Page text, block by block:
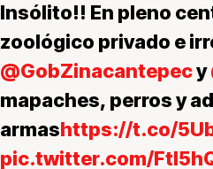
Insólito!! En pleno
zoológico privado e
@GobZinacantepecy
mapaches, perros y
armashttps://t.co/
pic.twitter.com/